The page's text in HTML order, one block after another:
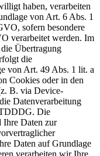
haben, verarbeiten
von Art. 6 Abs. 1
sofern besondere
verarbeitet werden. Im
Übertragung
die
von Art. 49 Abs. 1 lit. a
Cookies oder in den
B. via Device-
Datenverarbeitung
Die
Daten zur
Daten auf Grundlage
verarbeiten wir Ihre